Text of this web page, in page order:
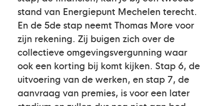
stand van Energiepunt Mechelen terecht.
En de 5de stap neemt Thomas More voor
zijn rekening. Zij buigen zich over de
collectieve omgevingsvergunning waar
ook een korting bij komt kijken. Stap 6, de
uitvoering van de werken, en stap 7, de
aanvraag van premies, is voor een later